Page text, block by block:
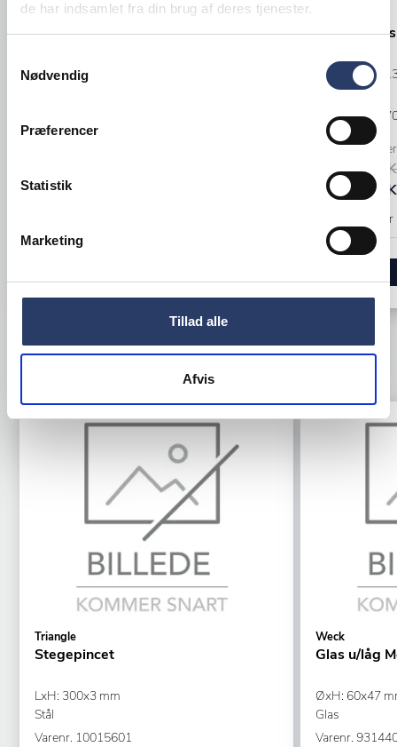
de har indsamlet fra din brug af deres tjenester.
Nødvendig
Præferencer
Statistik
Marketing
Tillad alle
Afvis
Brønnum
Varenr.23001001
Opsats t/3
LxBxH:
Træ
Varenr.
+25 på lager
364,00
153,00
Så længe
Triangle
Stegepincet
LxH: 300x3 mm
Stål
Varenr. 10015601
Weck
Glas u/låg
ØxH: 60x47
Glas
Varenr.